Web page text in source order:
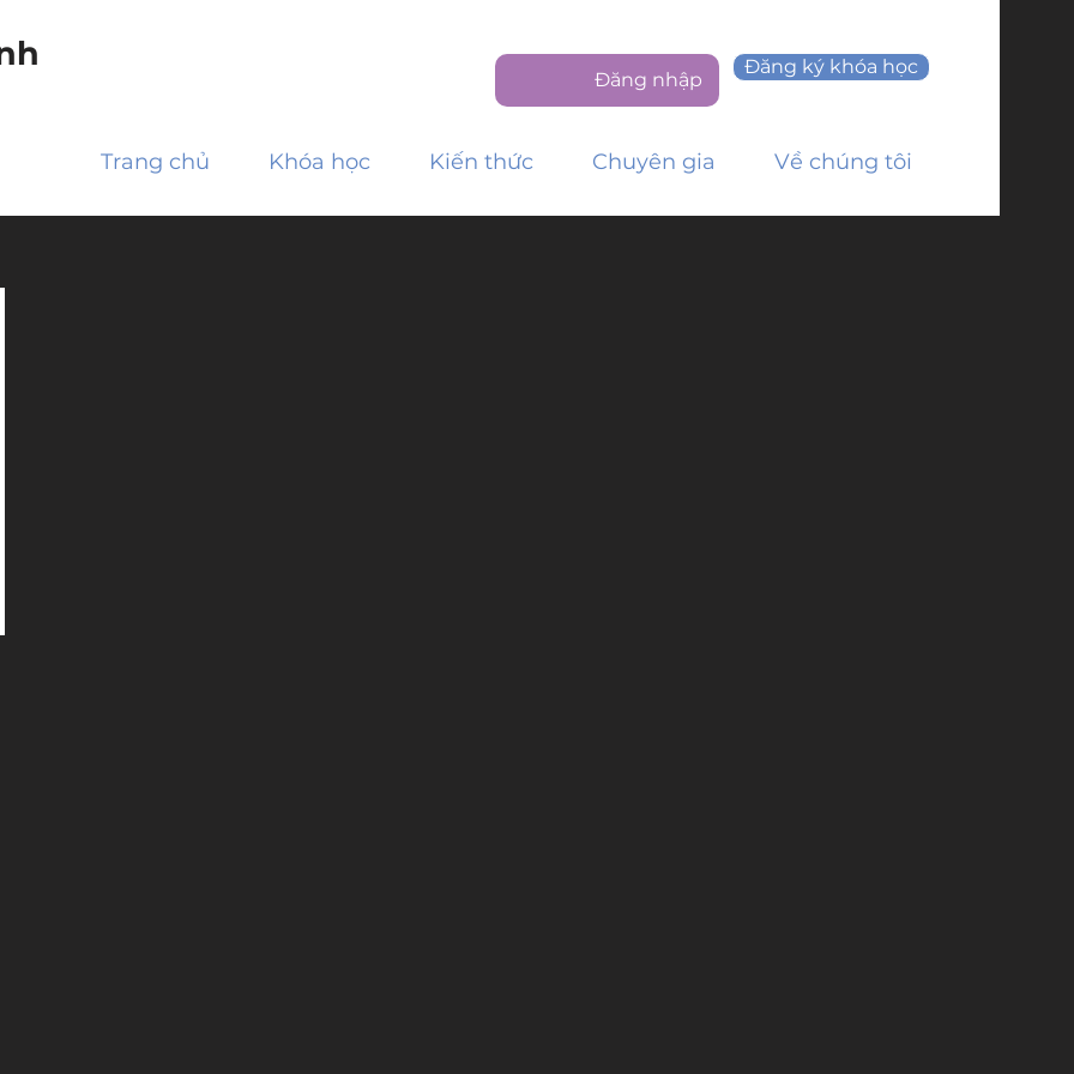
Đăng nhập
Đăng ký khóa học
Trang chủ Khóa học Kiến thức Chuyên gia Về chúng tôi